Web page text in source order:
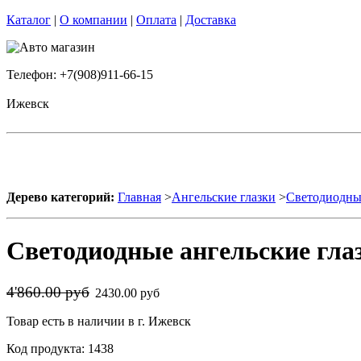
Каталог | О компании | Оплата | Доставка
Телефон: +7(908)911-66-15
Ижевск
Дерево категорий: Главная >Ангельские глазки >
Светодиодные ангельские
4'860.00 руб 2430.00 руб
Товар есть в наличии в г. Ижевск
Код продукта: 1438